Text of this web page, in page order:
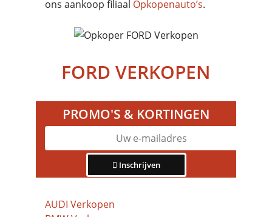
ons aankoop filiaal Opkopenauto’s.
FORD VERKOPEN
PROMO'S & KORTINGEN
Inschrijven
AUDI Verkopen